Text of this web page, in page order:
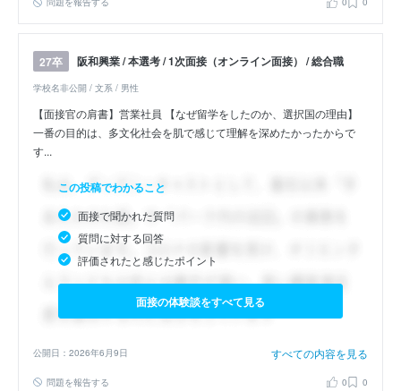
27卒 阪和興業 / 本選考 / 1次面接（オンライン面接） / 総合職
学校名非公開 / 文系 / 男性
【面接官の肩書】営業社員 【なぜ留学をしたのか、選択国の理由】
一番の目的は、多文化社会を肌で感じて理解を深めたかったからで
す...
この投稿でわかること
面接で聞かれた質問
質問に対する回答
評価されたと感じたポイント
面接の体験談をすべて見る
公開日：2026年6月9日 すべての内容を見る
問題を報告する 0 0